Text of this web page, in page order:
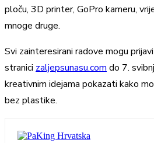
ploču, 3D printer, GoPro kameru,
mnoge druge.
Svi zainteresirani radove mogu
stranici zaljepsunasu.com do 7.
kreativnim idejama pokazati kako
bez plastike.